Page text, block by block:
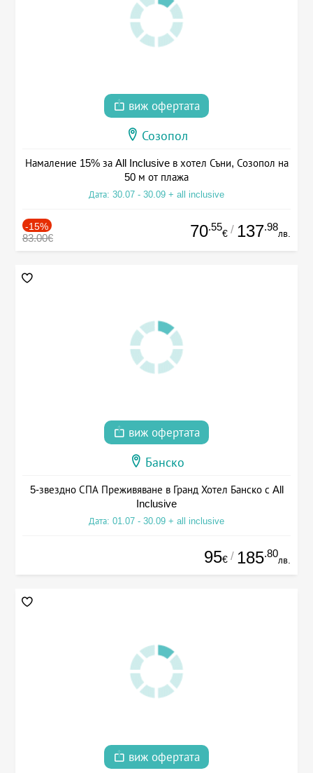
виж офертата
Созопол
Намаление 15% за All Inclusive в хотел Съни, Созопол на
50 м от плажа
Дата: 30.07 - 30.09 + all inclusive
-15%
83.00€ 70.55
€ / 137.98
лв.
виж офертата
Банско
5-звездно СПА Преживяване в Гранд Хотел Банско с All
Inclusive
Дата: 01.07 - 30.09 + all inclusive
95€ / 185.80
лв.
виж офертата